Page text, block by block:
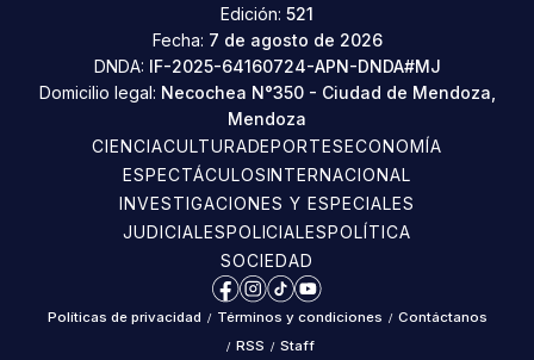
Edición: 521
Fecha: 7 de agosto de 2026
DNDA: IF-2025-64160724-APN-DNDA#MJ
Domicilio legal: Necochea N°350 - Ciudad de Mendoza,
Mendoza
CIENCIACULTURADEPORTESECONOMÍA
ESPECTÁCULOSINTERNACIONAL
INVESTIGACIONES Y ESPECIALES
JUDICIALESPOLICIALESPOLÍTICA
SOCIEDAD
Facebook
Instagram
TikTokYouTube
Políticas de privacidad / Términos y condiciones / Contáctanos
/ RSS / Staff